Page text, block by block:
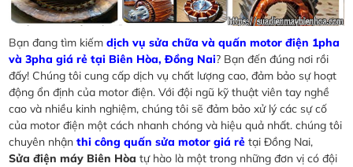
Bạn đang tìm kiếmdịch vụ sửa chữa và quấn motor điện 1pha
và 3pha giá rẻ tại Biên Hòa, Đồng Nai? Bạn đến đúng nơi rồi
đấy! Chúng tôi cung cấp dịch vụ chất lượng cao, đảm bảo sự hoạt
động ổn định của motor điện. Với đội ngũ kỹ thuật viên tay nghề
cao và nhiều kinh nghiệm, chúng tôi sẽ đảm bảo xử lý các sự cố
của motor điện một cách nhanh chóng và hiệu quả nhất. chúng tôi
chuyên nhậnthi công quấn sửa motor giá rẻ tại Đồng Nai,
Sửa điện máy Biên Hòa tự hào là một trong những đơn vị có đội